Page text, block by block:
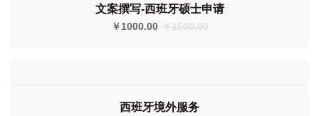
文案撰写-西班牙硕士申请
￥1000.00 ￥1500.00
西班牙境外服务